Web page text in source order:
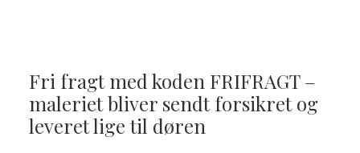
Fri fragt med koden FRIFRAGT –
maleriet bliver sendt forsikret og
leveret lige til døren